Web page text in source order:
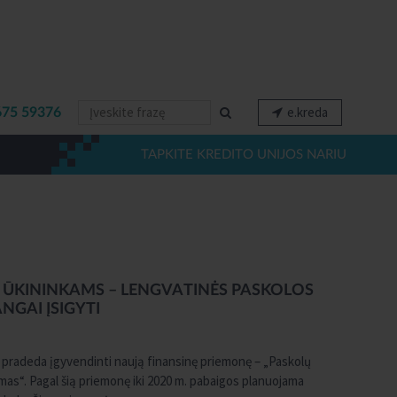
59376 e.kreda
TAPKITE KREDITO UNIJOS NARIU
– LENGVATINĖS PASKOLOS
ĮSIGYTI
įgyvendinti naują finansinę priemonę – „Paskolų
Pagal šią priemonę iki 2020 m. pabaigos planuojama